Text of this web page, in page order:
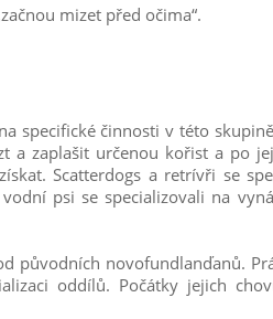
mizet před očima“.
specifické činnosti v této
a zaplašit určenou kořist a po
Scatterdogs a retrívři se
psi se specializovali na
původních novofundlanďanů.
oddílů. Počátky jejich